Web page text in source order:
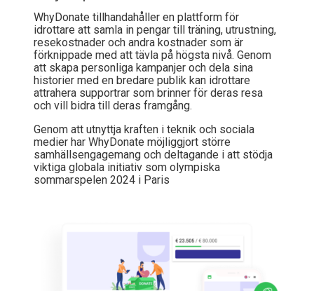
WhyDonate tillhandahåller en plattform för
idrottare att samla in pengar till träning, utrustning,
resekostnader och andra kostnader som är
förknippade med att tävla på högsta nivå. Genom
att skapa personliga kampanjer och dela sina
historier med en bredare publik kan idrottare
attrahera supportrar som brinner för deras resa
och vill bidra till deras framgång.
Genom att utnyttja kraften i teknik och sociala
medier har WhyDonate möjliggjort större
samhällsengagemang och deltagande i att stödja
viktiga globala initiativ som olympiska
sommarspelen 2024 i Paris